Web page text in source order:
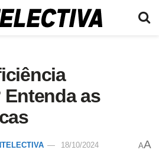
as
18/10/2024 AA